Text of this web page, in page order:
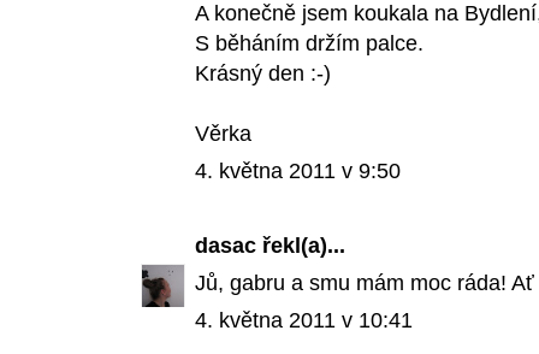
A konečně jsem koukala na
S běháním držím palce.
Krásný den :-)
Věrka
4. května 2011 v 9:50
dasac řekl(a)...
Jů, gabru a smu mám moc ráda!
4. května 2011 v 10:41